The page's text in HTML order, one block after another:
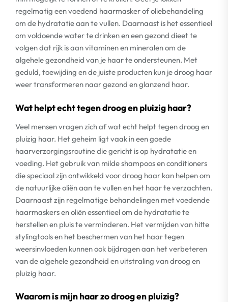
regelmatig een voedend haarmasker of oliebehandeling
om de hydratatie aan te vullen. Daarnaast is het essentieel
om voldoende water te drinken en een gezond dieet te
volgen dat rijk is aan vitaminen en mineralen om de
algehele gezondheid van je haar te ondersteunen. Met
geduld, toewijding en de juiste producten kun je droog haar
weer transformeren naar gezond en glanzend haar.
Wat helpt echt tegen droog en pluizig haar?
Veel mensen vragen zich af wat echt helpt tegen droog en
pluizig haar. Het geheim ligt vaak in een goede
haarverzorgingsroutine die gericht is op hydratatie en
voeding. Het gebruik van milde shampoos en conditioners
die speciaal zijn ontwikkeld voor droog haar kan helpen om
de natuurlijke oliën aan te vullen en het haar te verzachten.
Daarnaast zijn regelmatige behandelingen met voedende
haarmaskers en oliën essentieel om de hydratatie te
herstellen en pluis te verminderen. Het vermijden van hitte
stylingtools en het beschermen van het haar tegen
weersinvloeden kunnen ook bijdragen aan het verbeteren
van de algehele gezondheid en uitstraling van droog en
pluizig haar.
Waarom is mijn haar zo droog en pluizig?